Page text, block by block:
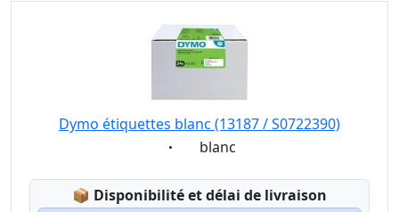
Dymo étiquettes blanc (13187 / S0722390)
Eigenschaft:
blanc
📦 Lagerstatus:
Disponibilité et délai de livraison